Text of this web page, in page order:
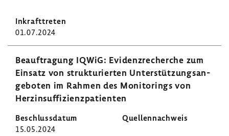
01.07.2024
Beauf­tra­gung IQWiG: Evidenz­re­cherche zum
Einsatz von struk­tu­rierten Unter­stüt­zungs­an­
ge­boten im Rahmen des Moni­to­rings von
Herz­in­suf­fi­zi­enz­pa­ti­enten
15.05.2024